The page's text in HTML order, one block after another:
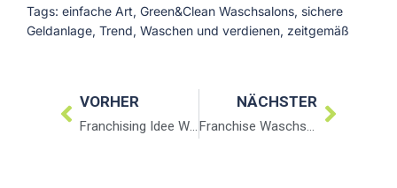
Tags: einfache Art, Green&Clean Waschsalons, sichere
Geldanlage, Trend, Waschen und verdienen, zeitgemäß
VORHER
Franchising Idee Waschsalon
NÄCHSTER
Franchise Waschsalon GreenClean